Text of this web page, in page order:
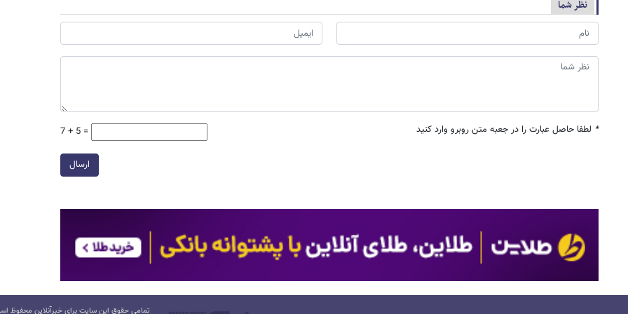
نظر شما
* لطفا حاصل عبارت را در جعبه متن روبرو وارد کنید 7 + 5 =
ارسال
تمامی حقوق این سایت برای خبرآنلاین محفوظ